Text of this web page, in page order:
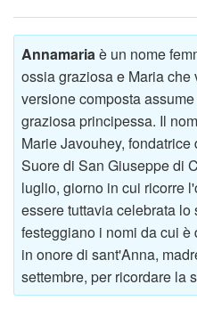
Annamaria è un nome
ossia graziosa e Maria
versione composta
graziosa principessa. Il
Marie Javouhey,
Suore di San Giuseppe di
luglio, giorno in cui ricorre
essere tuttavia celebrata
festeggiano i nomi da cui
in onore di sant'Anna,
settembre, per ricordare la